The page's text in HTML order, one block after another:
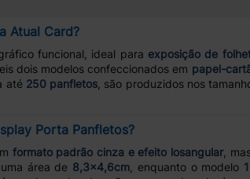
Atual Card?
funcional, ideal para exposição de
dois modelos confeccionados em papel-
até 250 panfletos , são produzidos nos
Porta Panfletos?
formato padrão cinza e efeito losangular,
área de 8,3x4,6cm , enquanto o modelo